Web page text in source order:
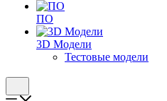
ПО
3D Модели
Тестовые модели